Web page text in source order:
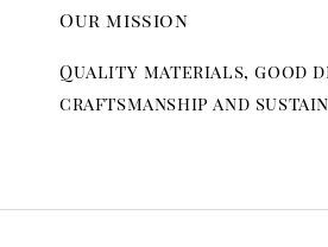
Our mission
Quality materials, good
craftsmanship and